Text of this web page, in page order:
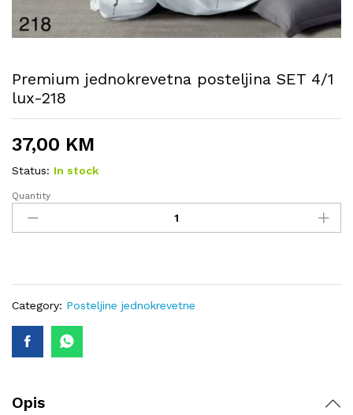
Premium jednokrevetna posteljina SET 4/1
lux-218
37,00 KM
Status: In stock
Premium
jednokrevetna
posteljina
lux-
218
Quantity
Category: Posteljine jednokrevetne
Opis